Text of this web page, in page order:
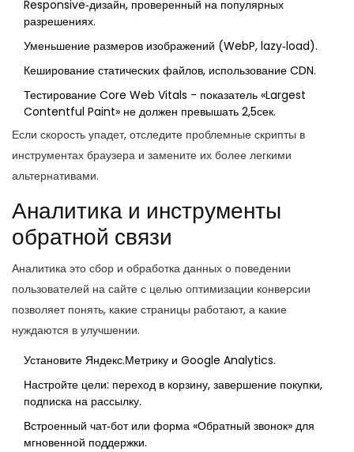
Responsive‑дизайн, проверенный на популярных
разрешениях.
Уменьшение размеров изображений (WebP, lazy‑load).
Кеширование статических файлов, использование CDN.
Тестирование Core Web Vitals - показатель «Largest
Contentful Paint» не должен превышать 2,5сек.
Если скорость упадет, отследите проблемные скрипты в
инструментах браузера и замените их более легкими
альтернативами.
Аналитика и инструменты
обратной связи
Аналитика это сбор и обработка данных о поведении
пользователей на сайте с целью оптимизации конверсии
позволяет понять, какие страницы работают, а какие
нуждаются в улучшении.
Установите Яндекс.Метрику и Google Analytics.
Настройте цели: переход в корзину, завершение покупки,
подписка на рассылку.
Встроенный чат‑бот или форма «Обратный звонок» для
мгновенной поддержки.